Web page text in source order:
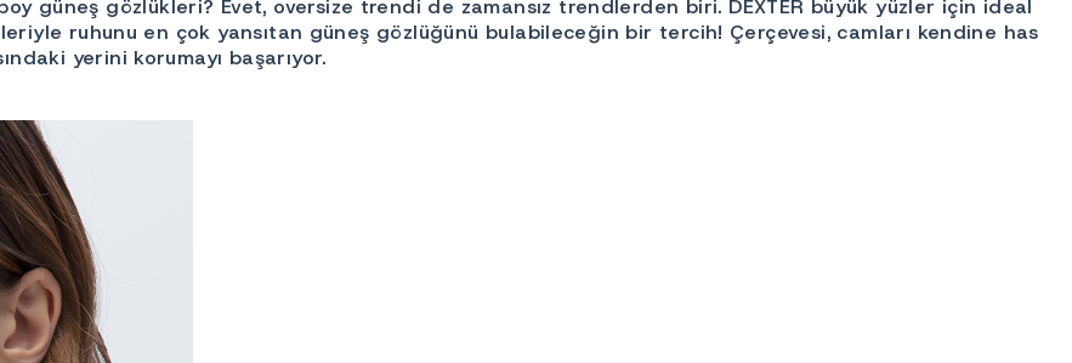
güneş gözlükleri? Evet, oversize trendi de zamansız trendlerden biri. DEXTER büyük yüzler için ideal
ruhunu en çok yansıtan güneş gözlüğünü bulabileceğin bir tercih! Çerçevesi, camları kendine has
yerini korumayı başarıyor.